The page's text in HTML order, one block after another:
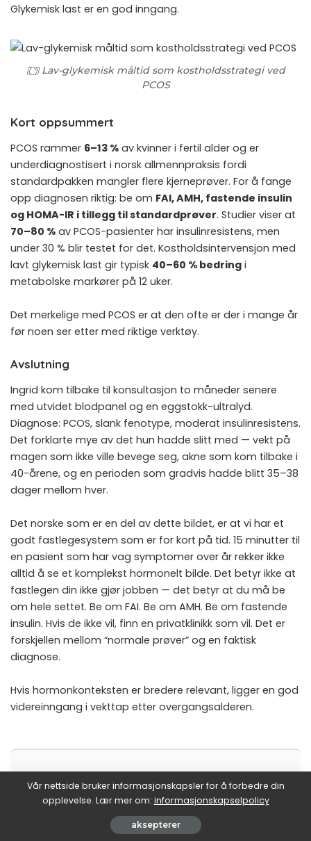
Glykemisk last er en god inngang.
Lav-glykemisk måltid som kostholdsstrategi ved
PCOS
Kort oppsummert
PCOS rammer 6–13 % av kvinner i fertil alder og er
underdiagnostisert i norsk allmennpraksis fordi
standardpakken mangler flere kjerneprøver. For å fange
opp diagnosen riktig: be om FAI, AMH, fastende insulin
og HOMA-IR i tillegg til standardprøver. Studier viser at
70–80 % av PCOS-pasienter har insulinresistens, men
under 30 % blir testet for det. Kostholdsintervensjon med
lavt glykemisk last gir typisk 40–60 % bedring i
metabolske markører på 12 uker.
Det merkelige med PCOS er at den ofte er der i mange år
før noen ser etter med riktige verktøy.
Avslutning
Ingrid kom tilbake til konsultasjon to måneder senere
med utvidet blodpanel og en eggstokk-ultralyd.
Diagnose: PCOS, slank fenotype, moderat insulinresistens.
Det forklarte mye av det hun hadde slitt med — vekt på
magen som ikke ville bevege seg, akne som kom tilbake i
40-årene, og en perioden som gradvis hadde blitt 35–38
dager mellom hver.
Det norske som er en del av dette bildet, er at vi har et
godt fastlegesystem som er for kort på tid. 15 minutter til
en pasient som har vag symptomer over år rekker ikke
alltid å se et komplekst hormonelt bilde. Det betyr ikke at
fastlegen din ikke gjør jobben — det betyr at du må be
om hele settet. Be om FAI. Be om AMH. Be om fastende
insulin. Hvis de ikke vil, finn en privatklinikk som vil. Det er
forskjellen mellom “normale prøver” og en faktisk
diagnose.
Hvis hormonkonteksten er bredere relevant, ligger en god
videreinngang i vekttap etter overgangsalderen.
SKREVET AV
Dr. Kari Nordheim
Endokrinolog ved Haukeland
Vår nettside bruker informasjonskapsler for å forbedre din
opplevelse. Lær mer om: informasjonskapselpolicy
aksepterer